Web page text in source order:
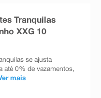
Tranquilas
XXG 10
se ajusta
até 0% de vazamentos,
mais